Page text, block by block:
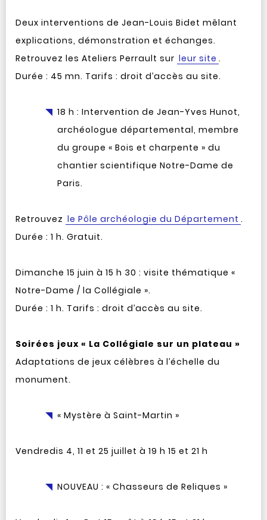
Deux interventions de Jean-Louis Bidet mêlant
explications, démonstration et échanges.
Retrouvez les Ateliers Perrault sur leur site .
Durée : 45 mn. Tarifs : droit d’accès au site.
18 h : Intervention de Jean-Yves Hunot,
archéologue départemental, membre
du groupe « Bois et charpente » du
chantier scientifique Notre-Dame de
Paris.
Retrouvez le Pôle archéologie du Département .
Durée : 1 h. Gratuit.
Dimanche 15 juin à 15 h 30 : visite thématique «
Notre-Dame / la Collégiale ».
Durée : 1 h. Tarifs : droit d’accès au site.
Soirées jeux « La Collégiale sur un plateau »
Adaptations de jeux célèbres à l’échelle du
monument.
« Mystère à Saint-Martin »
Vendredis 4, 11 et 25 juillet à 19 h 15 et 21 h
NOUVEAU : « Chasseurs de Reliques »